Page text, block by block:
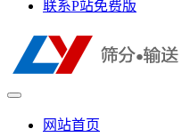
联系P站免费版
网站首页